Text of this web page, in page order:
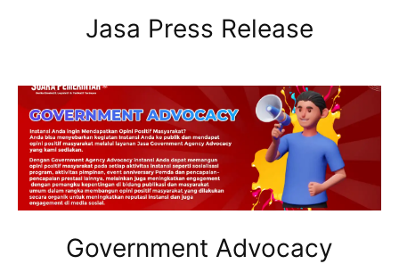
Jasa Press Release
Government Advocacy